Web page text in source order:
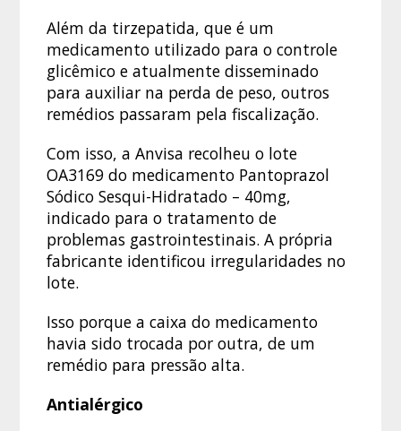
Além da tirzepatida, que é um
medicamento utilizado para o controle
glicêmico e atualmente disseminado
para auxiliar na perda de peso, outros
remédios passaram pela fiscalização.
Com isso, a Anvisa recolheu o lote
OA3169 do medicamento Pantoprazol
Sódico Sesqui-Hidratado – 40mg,
indicado para o tratamento de
problemas gastrointestinais. A própria
fabricante identificou irregularidades no
lote.
Isso porque a caixa do medicamento
havia sido trocada por outra, de um
remédio para pressão alta.
Antialérgico